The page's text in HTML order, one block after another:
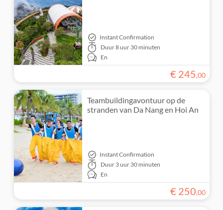
Instant Confirmation
Duur8 uur 30 minuten
En
€ 245,00
Teambuildingavontuur op de
stranden van Da Nang en Hoi An
Instant Confirmation
Duur 3 uur 30 minuten
En
€ 250,00